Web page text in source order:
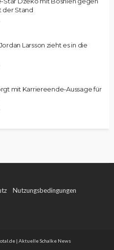
der Stand
Larsson zieht es in die
mit Karriereende-Aussage für
Nutzungsbedingungen
| Aktuelle Schalke News